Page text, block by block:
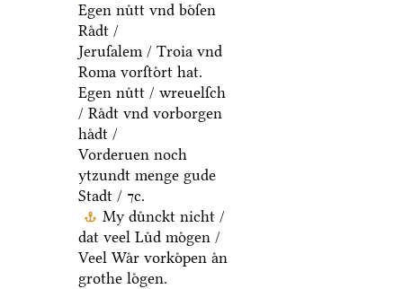
Egen nuͤtt vnd boͤſen
Raͤdt /
Jeruſalem / Troia vnd
Roma vorſtoͤrt hat.
Egen nuͤtt / wreuelſch
/ Raͤdt vnd vorborgen
haͤdt /
Vorderuen noch
ytzundt menge gude
Stadt / ⁊c.
My duͤnckt nicht /
dat veel Luͤd moͤgen /
Veel Waͤr vorkoͤpen aͤn
grothe loͤgen.